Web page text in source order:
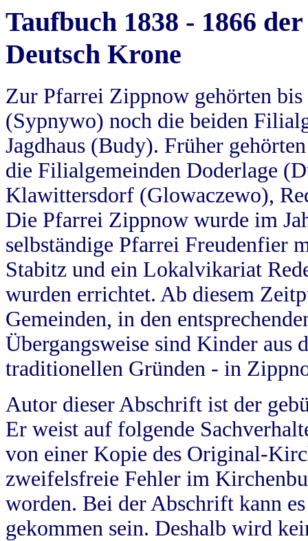
Taufbuch 1838 - 1866
Deutsch Krone
Zur Pfarrei Zippnow gehörten
(Sypnywo) noch die beiden
Jagdhaus (Budy). Früher
die Filialgemeinden Doderlage
Klawittersdorf (Glowaczewo),
Die Pfarrei Zippnow wurde im
selbständige Pfarrei Freudenfier
Stabitz und ein Lokalvikariat
wurden errichtet. Ab diesem
Gemeinden, in den
Übergangsweise sind Kinder aus
traditionellen Gründen - in
Autor dieser Abschrift ist der
Er weist auf folgende
von einer Kopie des Original-
zweifelsfreie Fehler im
worden. Bei der Abschrift kann
gekommen sein. Deshalb wird